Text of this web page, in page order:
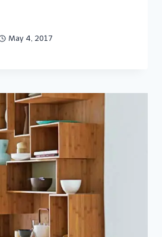
May 4, 2017